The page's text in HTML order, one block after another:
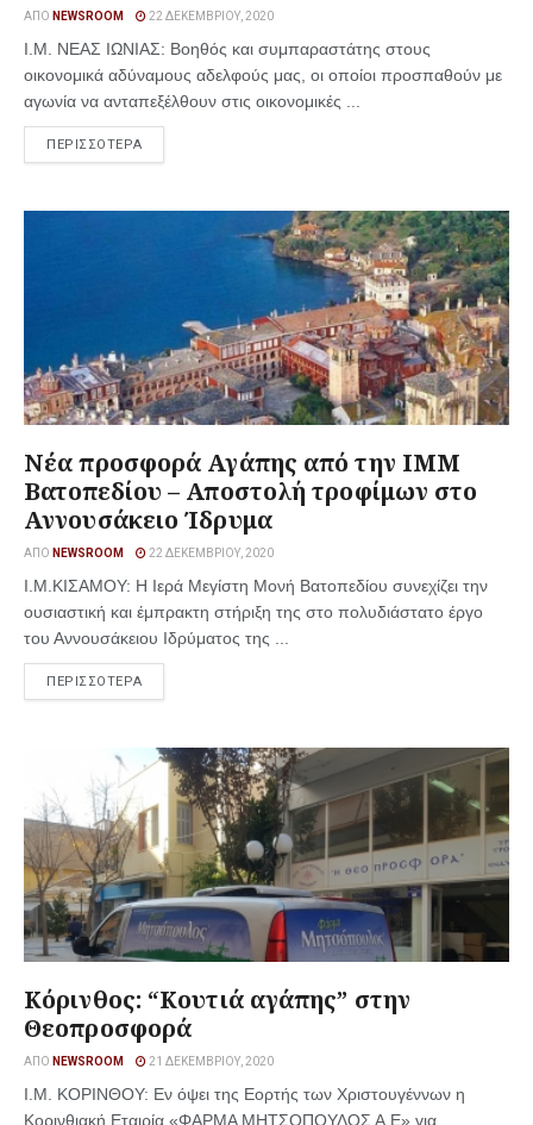
ΑΠΌ NEWSROOM 22 ΔΕΚΕΜΒΡΊΟΥ, 2020
I.M. ΝΕΑΣ ΙΩΝΙΑΣ: Βοηθός και συμπαραστάτης στους
οικονομικά αδύναμους αδελφούς μας, οι οποίοι προσπαθούν με
αγωνία να ανταπεξέλθουν στις οικονομικές ...
ΠΕΡΙΣΣΟΤΕΡΑ
Νέα προσφορά Αγάπης από την ΙΜΜ
Βατοπεδίου – Αποστολή τροφίμων στο
Αννουσάκειο Ίδρυμα
ΑΠΌ NEWSROOM 22 ΔΕΚΕΜΒΡΊΟΥ, 2020
Ι.Μ.ΚΙΣΑΜΟΥ: Η Ιερά Μεγίστη Μονή Βατοπεδίου συνεχίζει την
ουσιαστική και έμπρακτη στήριξη της στο πολυδιάστατο έργο
του Αννουσάκειου Ιδρύματος της ...
ΠΕΡΙΣΣΟΤΕΡΑ
Κόρινθος: “Κουτιά αγάπης” στην
Θεοπροσφορά
ΑΠΌ NEWSROOM 21 ΔΕΚΕΜΒΡΊΟΥ, 2020
Ι.Μ. ΚΟΡΙΝΘΟΥ: Εν όψει της Εορτής των Χριστουγέννων η
Κορινθιακή Εταιρία «ΦΑΡΜΑ ΜΗΤΣΟΠΟΥΛΟΣ Α.Ε» για